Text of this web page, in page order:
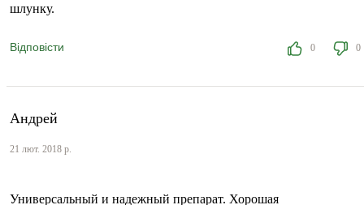
шлунку.
Відповісти 0 0
Андрей
21 лют. 2018 р.
Универсальный и надежный препарат. Хорошая